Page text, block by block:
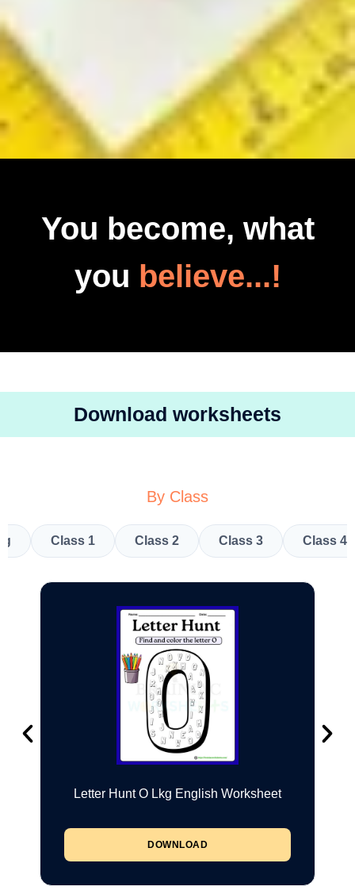
You become, what
you believe...!
Download worksheets
By Class
Class 1 Class 2 Class 3 Class 4
Letter Hunt O Lkg English Worksheet
DOWNLOAD